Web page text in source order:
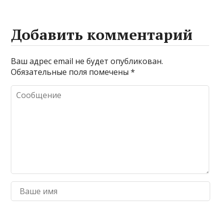
Добавить комментарий
Ваш адрес email не будет опубликован.
Обязательные поля помечены*